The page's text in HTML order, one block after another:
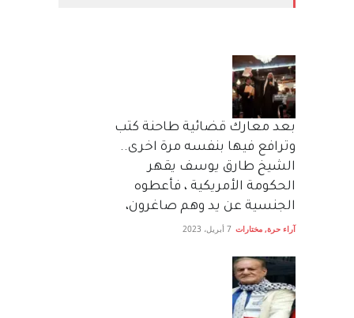
بعد معارك قضائية طاحنة كتب
وترافع فيها بنفسه مرة اخرى..
الشيخ طارق يوسف يقهر
الحكومة الأمريكية ، فأعطوه
الجنسية عن يد وهم صاغرون،
آراء حرة, مختارات 7 أبريل، 2023